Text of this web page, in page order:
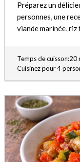
Préparez un
personnes, une
viande marinée,
Temps de cuisson:20
Cuisinez pour 4